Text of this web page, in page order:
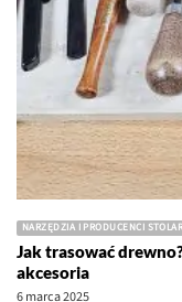
NARZĘDZIA I PRODUCENCI
Jak trasować
akcesoria
6 marca 2025
Dobre trasowanie to
zostaną wyznaczone
zgadzać, a elementy
uniknąć błędów?
traserskich. Czy
CZYTAJ WIĘCEJ